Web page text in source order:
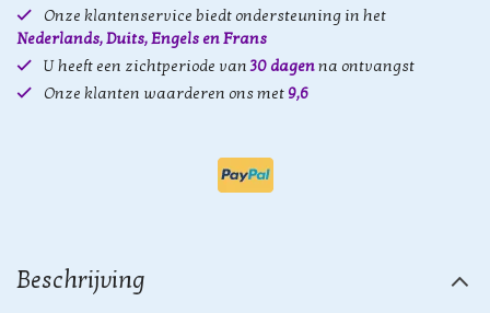
Onze klantenservice biedt ondersteuning in het
Nederlands, Duits, Engels en Frans
U heeft een zichtperiode van30 dagenna ontvangst
Onze klanten waarderen ons met 9,6
Beschrijving